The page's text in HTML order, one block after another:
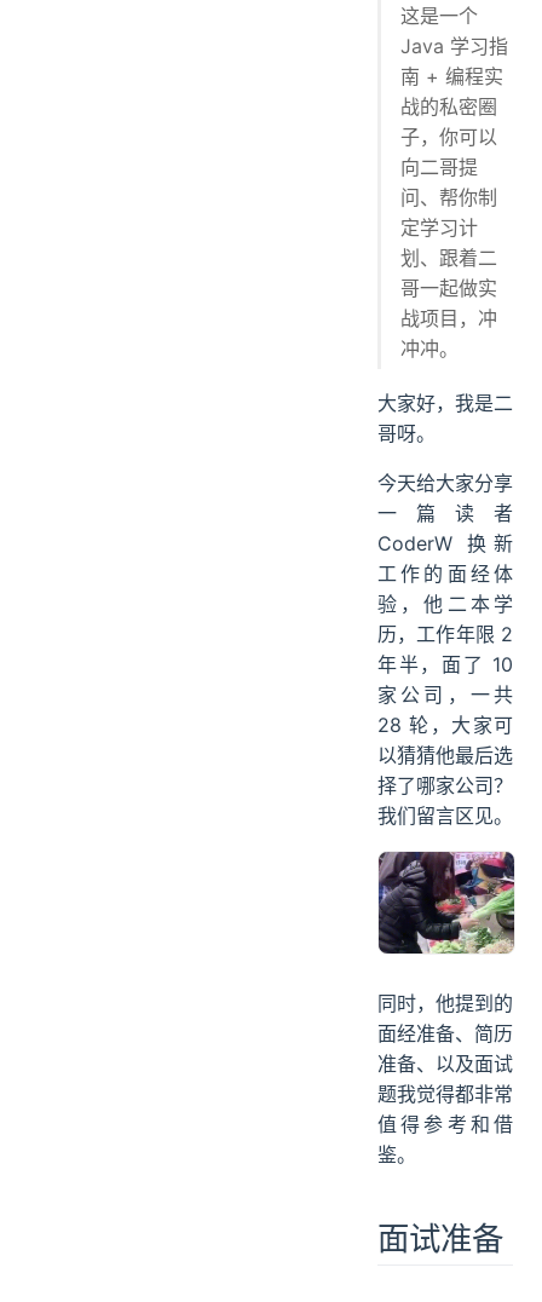
反问环节
面经
顺丰
拼多多
美团
字节
58 集团
滴滴
欧科云链
京东
这是一个
Java 学习指
南 + 编程实
战的私密圈
子，你可以
向二哥提
问、帮你制
定学习计
划、跟着二
哥一起做实
战项目，冲
冲冲。
大家好，我是二
哥呀。
今天给大家分享
一篇读者
CoderW 换新
工作的面经体
验，他二本学
历，工作年限 2
年半，面了 10
家公司，一共
28 轮，大家可
以猜猜他最后选
择了哪家公司？
我们留言区见。
同时，他提到的
面经准备、简历
准备、以及面试
题我觉得都非常
值得参考和借
鉴。
面试准备